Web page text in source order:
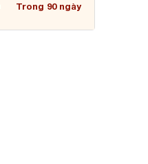
Trong 90 ngày